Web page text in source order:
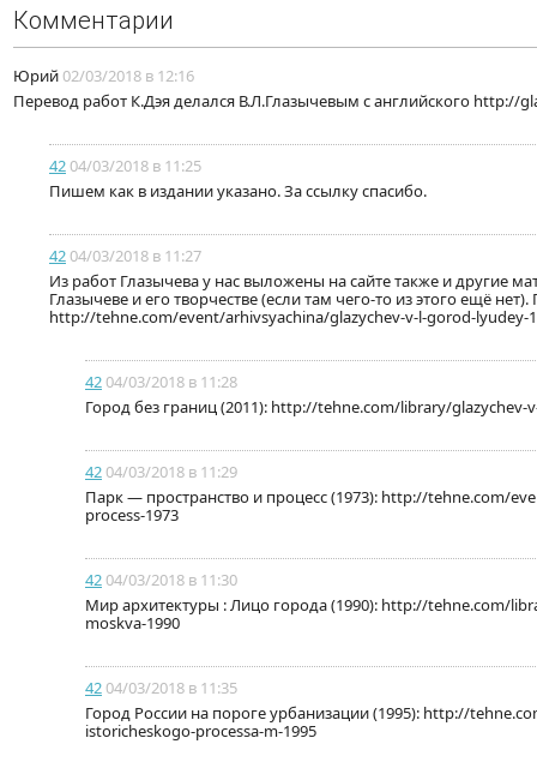
Комментарии
Юрий 02/03/2018 в 12:16
Перевод работ К.Дэя делался В.Л.Глазычевым с английского http://
42 04/03/2018 в 11:25
Пишем как в издании указано. За ссылку спасибо.
42 04/03/2018 в 11:27
Из работ Глазычева у нас выложены на сайте также и другие
Глазычеве и его творчестве (если там чего-то из этого ещё
http://tehne.com/event/arhivsyachina/glazychev-v-l-gorod-lyudey-
42 04/03/2018 в 11:28
Город без границ (2011): http://tehne.com/library/glazychev-
42 04/03/2018 в 11:29
Парк — пространство и процесс (1973): http://tehne.com/
process-1973
42 04/03/2018 в 11:30
Мир архитектуры : Лицо города (1990): http://tehne.com/
moskva-1990
42 04/03/2018 в 11:35
Город России нa пороге урбанизации (1995): http://
istoricheskogo-processa-m-1995